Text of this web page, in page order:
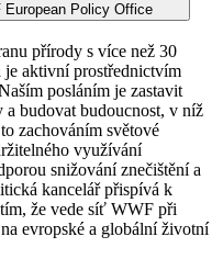
European Policy Office
přírody s více než 30
aktivní prostřednictvím
posláním je zastavit
a budovat budoucnost, v níž
zachováním světové
využívání
snižování znečištění a
kancelář přispívá k
že vede síť WWF při
evropské a globální životní